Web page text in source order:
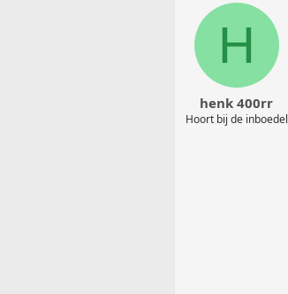
H
henk 400rr
Hoort bij de inboedel